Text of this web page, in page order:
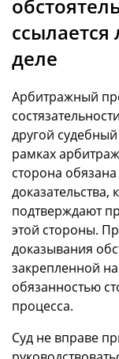
деле
Арбитражный
другой
рамках
сторона обязана
подтверждают
этой стороны.
доказывания
закрепленной
обязанностью
процесса.
Суд не вправе